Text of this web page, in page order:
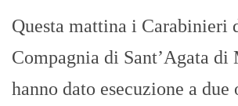
Questa mattina i Carabinieri
Compagnia di Sant’Agata
hanno dato esecuzione a due